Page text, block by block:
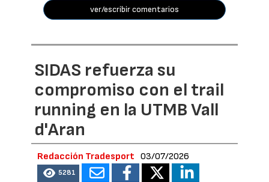
ver/escribir comentarios
SIDAS refuerza su
compromiso con el trail
running en la UTMB Vall
d'Aran
Redacción Tradesport 03/07/2026
5281